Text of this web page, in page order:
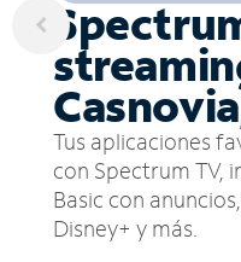
Tus aplicaciones
con Spectrum TV,
Basic con
Disney+ y más.